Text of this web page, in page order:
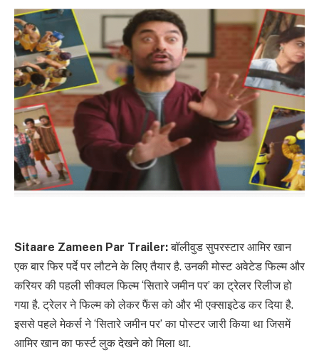
Sitaare Zameen Par Trailer:बॉलीवुड सुपरस्टार आमिर खान
एक बार फिर पर्दे पर लौटने के लिए तैयार है. उनकी मोस्ट अवेटेड फिल्म और
करियर की पहली सीक्वल फिल्म ‘सितारे जमीन पर’ का ट्रेलर रिलीज हो
गया है. ट्रेलर ने फिल्म को लेकर फैंस को और भी एक्साइटेड कर दिया है.
इससे पहले मेकर्स ने ‘सितारे जमीन पर’ का पोस्टर जारी किया था जिसमें
आमिर खान का फर्स्ट लुक देखने को मिला था.